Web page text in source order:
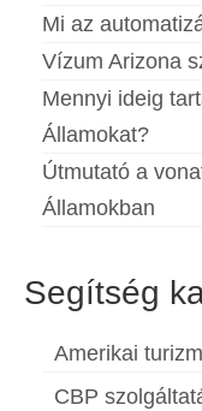
Mi az
Vízum Arizona
Mennyi ideig
Államokat?
Útmutató a
Államokban
Segítség
Amerikai
CBP